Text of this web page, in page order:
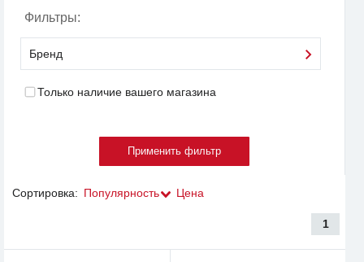
Фильтры:
Бренд
Только наличие вашего магазина
Сортировка: Популярность Цена
1